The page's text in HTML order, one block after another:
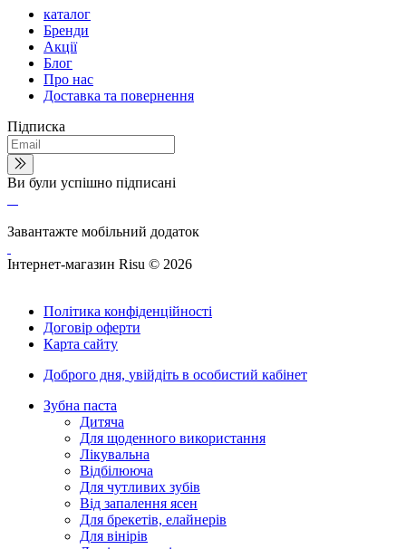
каталог
Бренди
Акції
Блог
Про нас
Доставка та повернення
Підписка
Ви були успішно підписані
Завантажте мобільний додаток
Інтернет-магазин Risu © 2026
Політика конфіденційності
Договір оферти
Карта сайту
Доброго дня, увійдіть в особистий кабінет
Зубна паста
Дитяча
Для щоденного використання
Лікувальна
Відбілююча
Для чутливих зубів
Від запалення ясен
Для брекетів, елайнерів
Для вінірів